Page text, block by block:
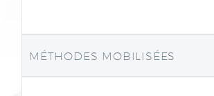
MÉTHODES MOBILISÉES